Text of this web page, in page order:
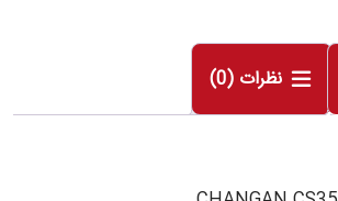
نظرات (0)